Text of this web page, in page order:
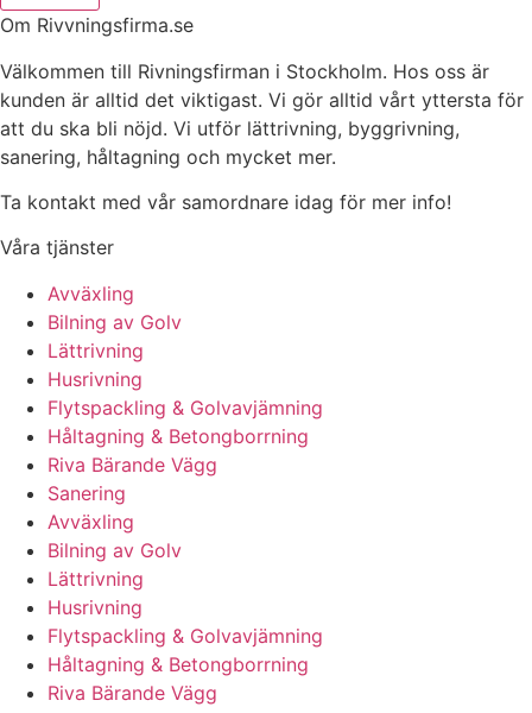
Om Rivvningsfirma.se
Välkommen till Rivningsfirman i Stockholm. Hos oss är
kunden är alltid det viktigast. Vi gör alltid vårt yttersta för
att du ska bli nöjd. Vi utför lättrivning, byggrivning,
sanering, håltagning och mycket mer.
Ta kontakt med vår samordnare idag för mer info!
Våra tjänster
Avväxling
Bilning av Golv
Lättrivning
Husrivning
Flytspackling & Golvavjämning
Håltagning & Betongborrning
Riva Bärande Vägg
Sanering
Avväxling
Bilning av Golv
Lättrivning
Husrivning
Flytspackling & Golvavjämning
Håltagning & Betongborrning
Riva Bärande Vägg